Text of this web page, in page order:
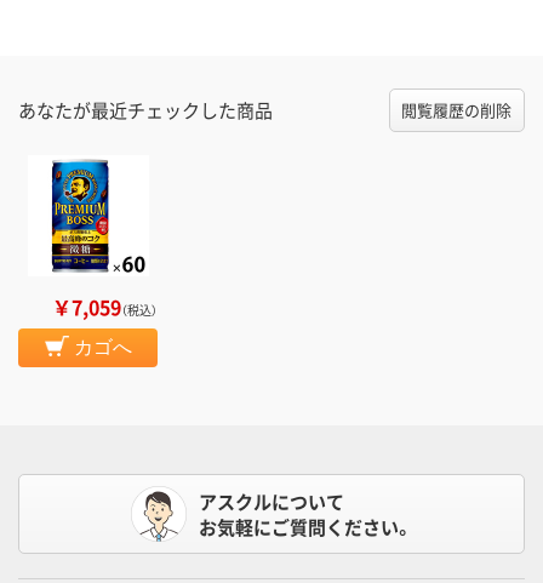
あなたが最近チェックした商品 閲覧履歴の削除
￥7,059（税込）
カゴへ
アスクルについて
お気軽にご質問ください。